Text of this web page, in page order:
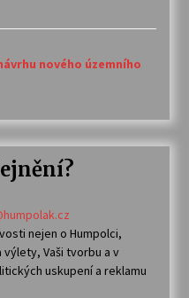
nového územního
nejen o Humpolci,
Vaši tvorbu a v
uskupení a reklamu